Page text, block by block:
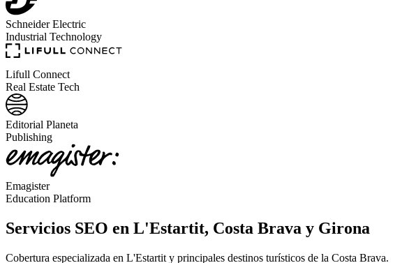
Schneider Electric
Industrial Technology
Lifull Connect
Real Estate Tech
Editorial Planeta
Publishing
Emagister
Education Platform
Servicios SEO en L'Estartit, Costa Brava y Girona
Cobertura especializada en L'Estartit y principales destinos turísticos de la Costa Brava.